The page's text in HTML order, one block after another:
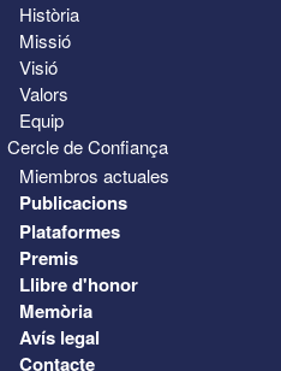
Història
Missió
Visió
Valors
Equip
Cercle de Confiança
Miembros actuales
Publicacions
Plataformes
Premis
Llibre d'honor
Memòria
Avís legal
Contacte